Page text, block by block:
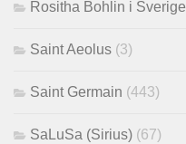
Rositha Bohlin i Sverige
Saint Aeolus (3)
Saint Germain (443)
SaLuSa (Sirius) (67)